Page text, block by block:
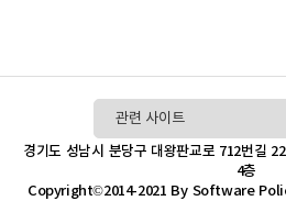
경기도 성남시 분당구 대왕판교로 712번길
4층
Copyright©2014-2021 By Software